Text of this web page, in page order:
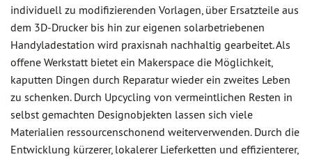
individuell zu modifizierenden Vorlagen, über Ersatzteile aus
dem 3D-Drucker bis hin zur eigenen solarbetriebenen
Handyladestation wird praxisnah nachhaltig gearbeitet. Als
offene Werkstatt bietet ein Makerspace die Möglichkeit,
kaputten Dingen durch Reparatur wieder ein zweites Leben
zu schenken. Durch Upcycling von vermeintlichen Resten in
selbst gemachten Designobjekten lassen sich viele
Materialien ressourcenschonend weiterverwenden. Durch die
Entwicklung kürzerer, lokalerer Lieferketten und effizienterer,